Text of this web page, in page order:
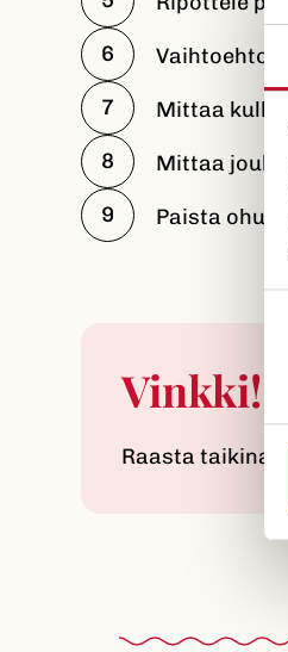
Vaihtoehto 2.
Mittaa
Mittaa
Paista
Vinkki!
Raasta